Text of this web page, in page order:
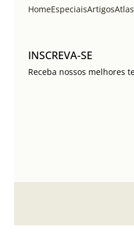
HomeEspeciaisArtigosAtlas
INSCREVA-SE
Receba nossos melhores